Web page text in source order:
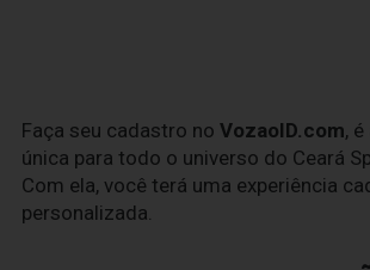
Faça seu cadastro no VozaoID.com,
única para todo o universo do Ceará
Com ela, você terá uma experiência
personalizada.